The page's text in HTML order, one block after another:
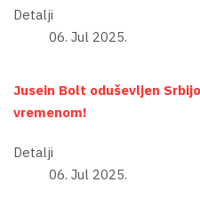
Detalji
06. Jul 2025.
Jusein Bolt oduševljen
vremenom!
Detalji
06. Jul 2025.